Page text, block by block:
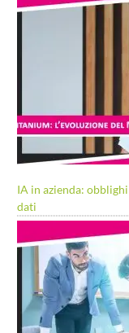
IA in azienda:
dati